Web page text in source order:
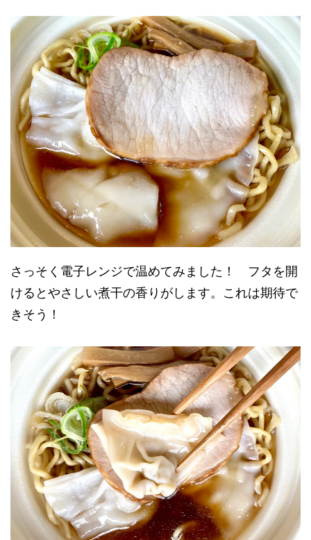
さっそく電子レンジで温めてみました！ フタを開
けるとやさしい煮干の香りがします。これは期待で
きそう！